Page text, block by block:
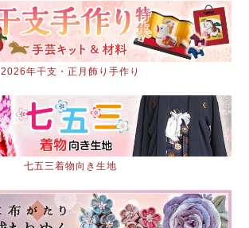
2026年干支・正月飾り手作り
七五三着物向き生地